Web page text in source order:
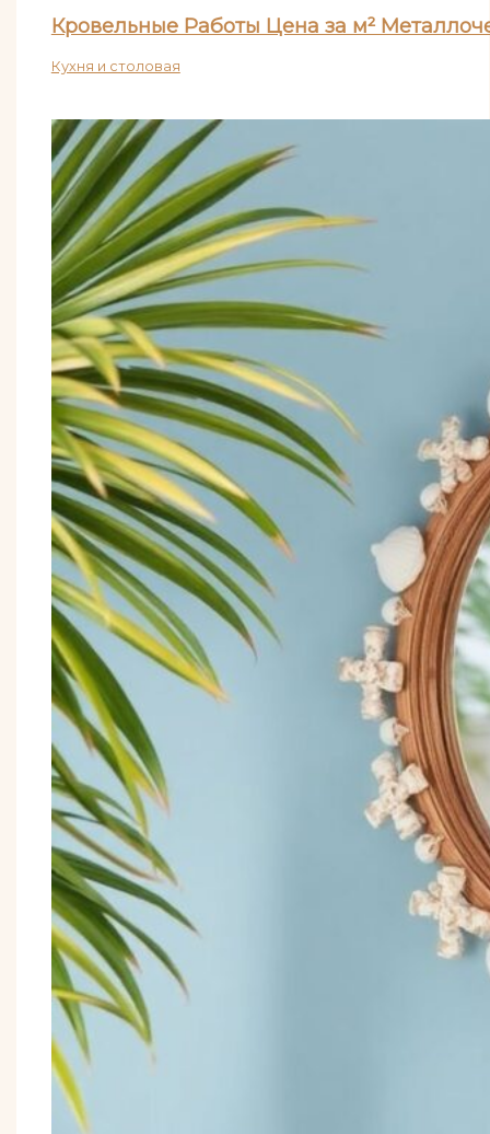
Кровельные Работы Цена за м²
Кухня и столовая